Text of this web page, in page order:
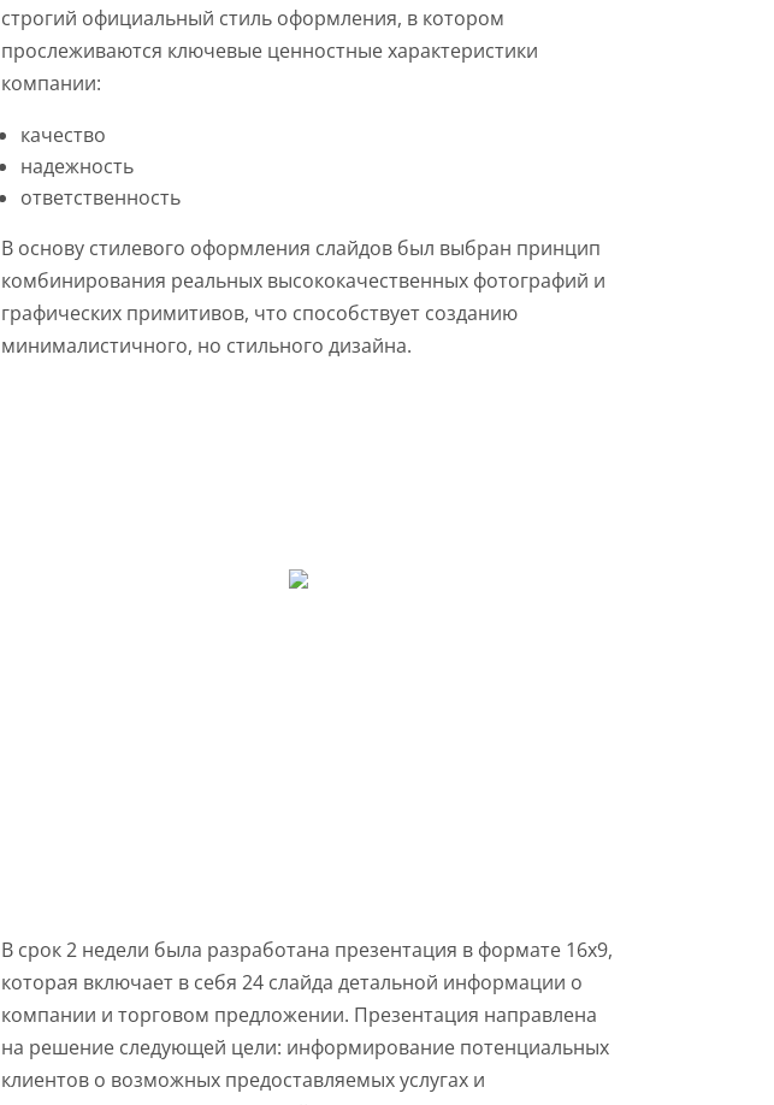
строгий официальный стиль оформления, в котором
прослеживаются ключевые ценностные характеристики
компании:
качество
надежность
ответственность
В основу стилевого оформления слайдов был выбран принцип
комбинирования реальных высококачественных фотографий и
графических примитивов, что способствует созданию
минималистичного, но стильного дизайна.
В срок 2 недели была разработана презентация в формате 16х9,
которая включает в себя 24 слайда детальной информации о
компании и торговом предложении. Презентация направлена
на решение следующей цели: информирование потенциальных
клиентов о возможных предоставляемых услугах и